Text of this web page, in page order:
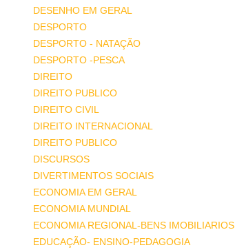
DESENHO EM GERAL
DESPORTO
DESPORTO - NATAÇÃO
DESPORTO -PESCA
DIREITO
DIREITO PUBLICO
DIREITO CIVIL
DIREITO INTERNACIONAL
DIREITO PUBLICO
DISCURSOS
DIVERTIMENTOS SOCIAIS
ECONOMIA EM GERAL
ECONOMIA MUNDIAL
ECONOMIA REGIONAL-BENS IMOBILIARIOS
EDUCAÇÃO- ENSINO-PEDAGOGIA